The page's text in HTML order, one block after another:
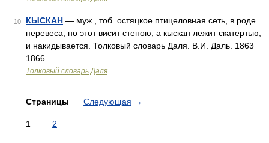
10 КЫСКАН — муж., тоб. остяцкое птицеловная сеть, в роде
перевеса, но этот висит стеною, а кыскан лежит скатертью,
и накидывается. Толковый словарь Даля. В.И. Даль. 1863
1866 …
Толковый словарь Даля
Страницы Следующая →
1 2